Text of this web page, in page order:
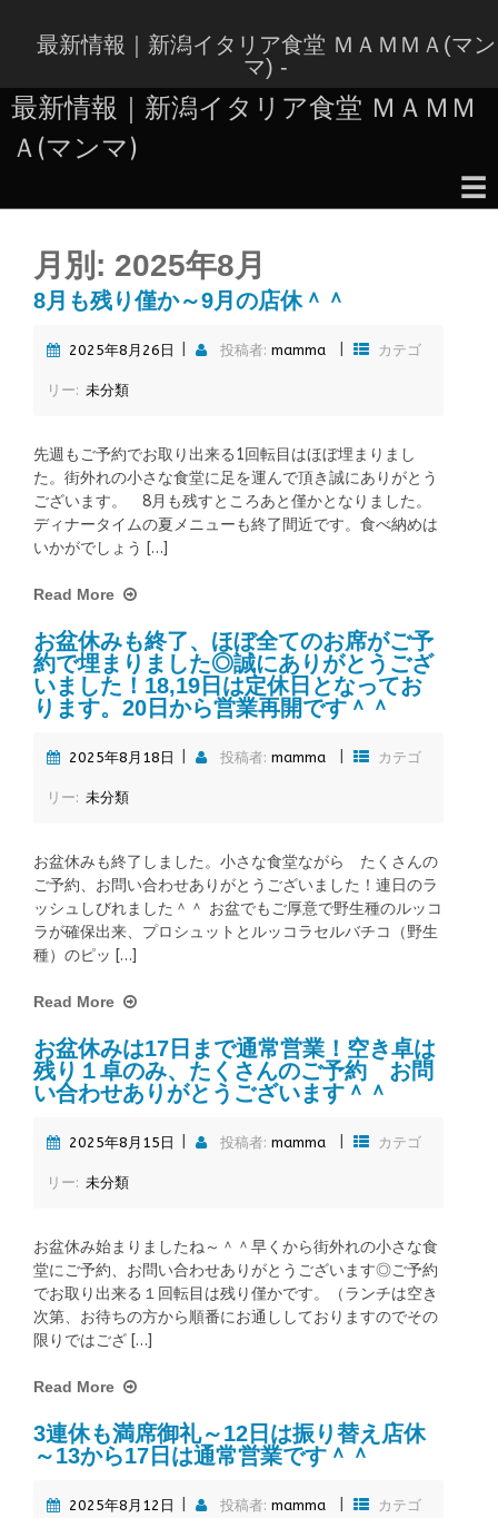
ツ
最新情報｜新潟イタリア食堂 ＭＡＭＭＡ(マン
マ) -
最新情報｜新潟イタリア食堂 ＭＡＭＭ
Ａ(マンマ)
☰
月別: 2025年8月
8月も残り僅か～9月の店休＾＾
2025年8月26日 投稿者: mamma カテゴ
リー: 未分類
先週もご予約でお取り出来る1回転目はほぼ埋まりまし
た。街外れの小さな食堂に足を運んで頂き誠にありがとう
ございます。 8月も残すところあと僅かとなりました。
ディナータイムの夏メニューも終了間近です。食べ納めは
いかがでしょう […]
Read More
お盆休みも終了、ほぼ全てのお席がご予
約で埋まりました◎誠にありがとうござ
いました！18,19日は定休日となってお
ります。20日から営業再開です＾＾
2025年8月18日 投稿者: mamma カテゴ
リー: 未分類
お盆休みも終了しました。小さな食堂ながら たくさんの
ご予約、お問い合わせありがとうございました！連日のラ
ッシュしびれました＾＾ お盆でもご厚意で野生種のルッコ
ラが確保出来、プロシュットとルッコラセルバチコ（野生
種）のピッ […]
Read More
お盆休みは17日まで通常営業！空き卓は
残り１卓のみ、たくさんのご予約 お問
い合わせありがとうございます＾＾
2025年8月15日 投稿者: mamma カテゴ
リー: 未分類
お盆休み始まりましたね～＾＾早くから街外れの小さな食
堂にご予約、お問い合わせありがとうございます◎ご予約
でお取り出来る１回転目は残り僅かです。（ランチは空き
次第、お待ちの方から順番にお通ししておりますのでその
限りではござ […]
Read More
3連休も満席御礼～12日は振り替え店休
～13から17日は通常営業です＾＾
2025年8月12日 投稿者: mamma カテゴ